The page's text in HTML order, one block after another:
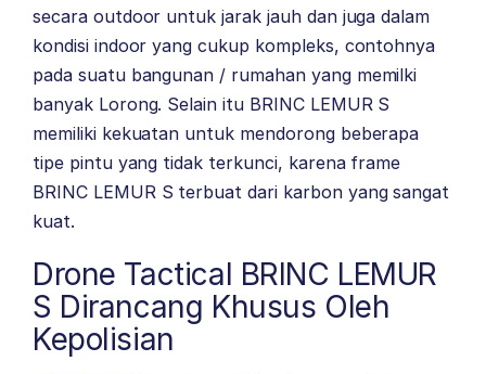
secara outdoor untuk jarak jauh dan juga dalam
kondisi indoor yang cukup kompleks, contohnya
pada suatu bangunan / rumahan yang memilki
banyak Lorong. Selain itu BRINC LEMUR S
memiliki kekuatan untuk mendorong beberapa
tipe pintu yang tidak terkunci, karena frame
BRINC LEMUR S terbuat dari karbon yang sangat
kuat.
Drone Tactical BRINC LEMUR
S Dirancang Khusus Oleh
Kepolisian